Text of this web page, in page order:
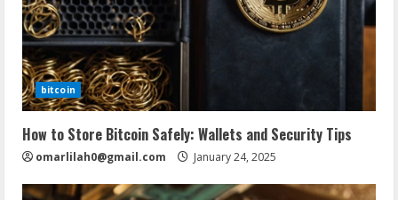
bitcoin
How to Store Bitcoin Safely: Wallets and Security Tips
omarlilah0@gmail.com January 24, 2025